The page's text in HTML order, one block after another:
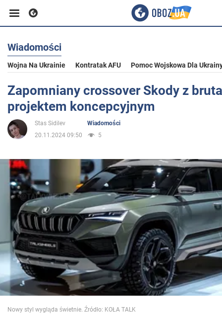
Biznes
Sport
Rozrywka
Polityka
Społeczeństwo
Wojna na Ukrainie
Świat
Jedzenie
Wiadomości
Wojna Na Ukrainie Kontratak AFU Pomoc Wojskowa Dla
Zapomniany crossover Skody z
projektem koncepcyjnym
Stas Sidilev
Wiadomości
20.11.2024 09:50
5
Nowy styl wygląda świetnie. Źródło: KOŁA TALK